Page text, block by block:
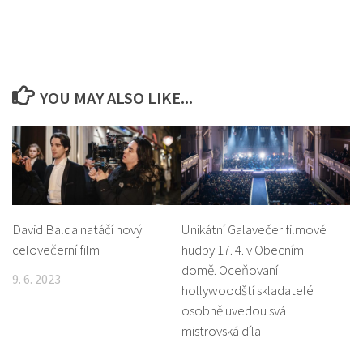
YOU MAY ALSO LIKE...
David Balda natáčí nový
celovečerní film
9. 6. 2023
Unikátní Galavečer filmové
hudby 17. 4. v Obecním
domě. Oceňovaní
hollywoodští skladatelé
osobně uvedou svá
mistrovská díla